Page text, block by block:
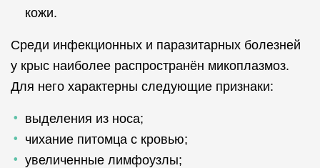
кожи.
Среди инфекционных и паразитарных болезней
у крыс наиболее распространён микоплазмоз.
Для него характерны следующие признаки:
выделения из носа;
чихание питомца с кровью;
увеличенные лимфоузлы;